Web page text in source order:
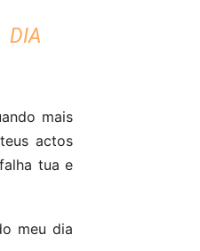
DIA
mais
actos
tua e
meu dia